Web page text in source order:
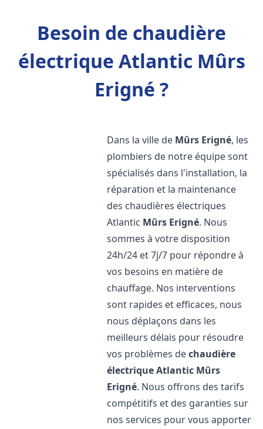
Besoin de chaudière
électrique Atlantic Mûrs
Erigné ?
Dans la ville de Mûrs Erigné, les
plombiers de notre équipe sont
spécialisés dans l'installation, la
réparation et la maintenance
des chaudières électriques
Atlantic Mûrs Erigné. Nous
sommes à votre disposition
24h/24 et 7j/7 pour répondre à
vos besoins en matière de
chauffage. Nos interventions
sont rapides et efficaces, nous
nous déplaçons dans les
meilleurs délais pour résoudre
vos problèmes dechaudière
électrique Atlantic Mûrs
Erigné. Nous offrons des tarifs
compétitifs et des garanties sur
nos services pour vous apporter